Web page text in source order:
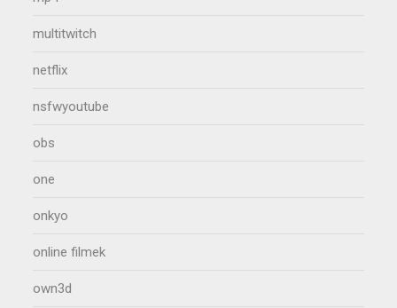
multitwitch
netflix
nsfwyoutube
obs
one
onkyo
online filmek
own3d